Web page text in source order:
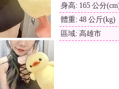
身高: 165 公分
體重: 48 公斤(kg)
區域: 高雄市